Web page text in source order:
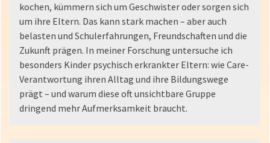
kochen, kümmern sich um Geschwister oder sorgen sich
um ihre Eltern. Das kann stark machen – aber auch
belasten und Schulerfahrungen, Freundschaften und die
Zukunft prägen. In meiner Forschung untersuche ich
besonders Kinder psychisch erkrankter Eltern: wie Care-
Verantwortung ihren Alltag und ihre Bildungswege
prägt – und warum diese oft unsichtbare Gruppe
dringend mehr Aufmerksamkeit braucht.